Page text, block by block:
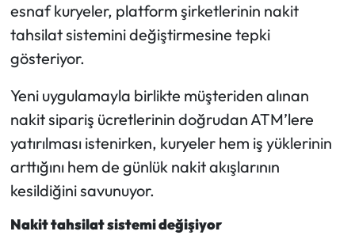
esnaf kuryeler, platform şirketlerinin nakit
tahsilat sistemini değiştirmesine tepki
gösteriyor.
Yeni uygulamayla birlikte müşteriden alınan
nakit sipariş ücretlerinin doğrudan ATM’lere
yatırılması istenirken, kuryeler hem iş yüklerinin
arttığını hem de günlük nakit akışlarının
kesildiğini savunuyor.
Nakit tahsilat sistemi değişiyor
Magazin
Mecitözü Haberleri
Oğuzlar Haberleri
Ortaköy Haberleri
Osmancık Haberleri
Otomotiv